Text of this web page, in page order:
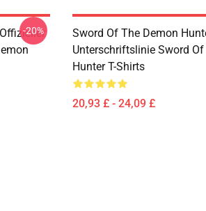
-20%
Sword Of The Demon
Unterschriftslinie Sword
Hunter T-Shirts
20,93 £ - 24,09 £